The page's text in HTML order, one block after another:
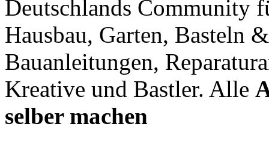
Deutschlands Community
Hausbau, Garten, Basteln
Bauanleitungen,
Kreative und Bastler. Alle
selber machen